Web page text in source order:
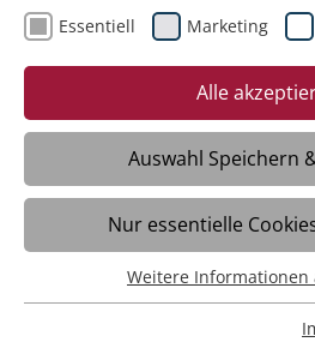
Service-Wohnen
Essentiell Marketing
Alle
Auswahl Speichern
Nur essentielle
Essentiell
Essentielle Cookies werden für
Weitere Informationen